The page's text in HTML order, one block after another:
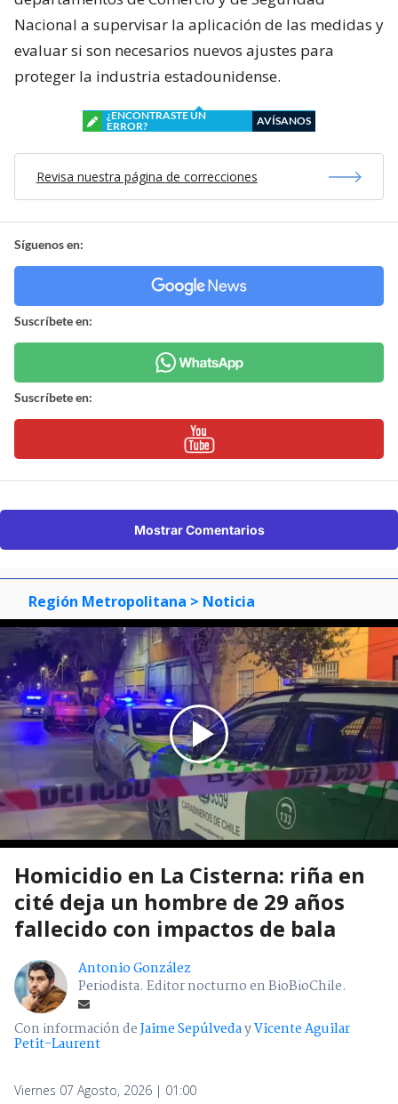
Nacional a supervisar la aplicación de las medidas y
evaluar si son necesarios nuevos ajustes para
proteger la industria estadounidense.
¿ENCONTRASTE UN
ERROR?
AVÍSANOS
Revisa nuestra página de correcciones
Síguenos en:
Suscríbete en:
Suscríbete en:
Mostrar Comentarios
Región Metropolitana > Noticia
Homicidio en La Cisterna: riña en
cité deja un hombre de 29 años
fallecido con impactos de bala
Antonio González
Periodista. Editor nocturno en BioBioChile.
Con información deJaime SepúlvedayVicente Aguilar
Petit-Laurent
Viernes 07 Agosto, 2026 | 01:00